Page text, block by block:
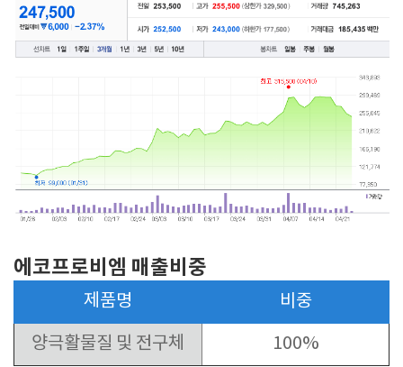
에코프로비엠 매출비중
제품명 비중
양극활물질 및 전구체 100%